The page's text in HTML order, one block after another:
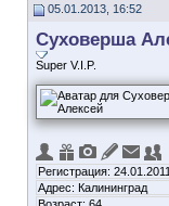
05.01.2013, 16:52
Суховерша
Super V.I.P.
Регистрация: 24.01.2011
Адрес: Калининград